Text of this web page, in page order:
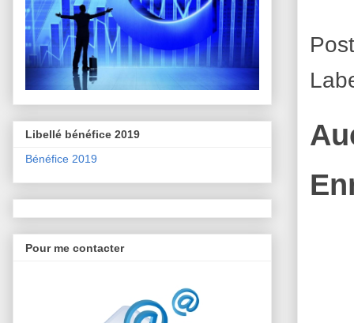
Libellé bénéfice 2019
Bénéfice 2019
Pour me contacter